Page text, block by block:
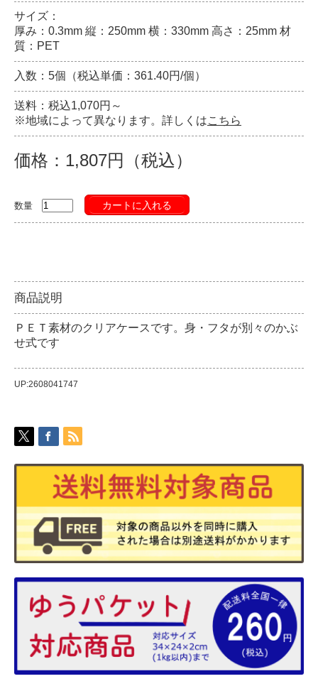
サイズ：
厚み：0.3mm 縦：250mm 横：330mm 高さ：25mm 材
質：PET
入数：5個（税込単価：361.40円/個）
送料：税込1,070円～
※地域によって異なります。詳しくはこちら
価格：1,807円（税込）
数量 カートに入れる
商品説明
ＰＥＴ素材のクリアケースです。身・フタが別々のかぶ
せ式です
UP:2608041747